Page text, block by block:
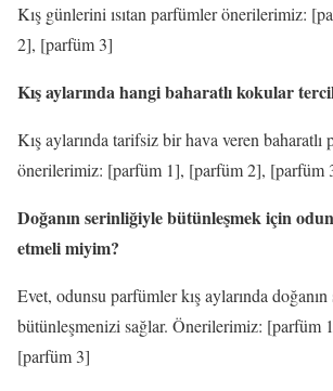
Kış günlerini ısıtan parfümler önerilerimiz:
2], [parfüm 3]
Kış aylarında hangi baharatlı kokular
Kış aylarında tarifsiz bir hava veren baharatlı
önerilerimiz: [parfüm 1], [parfüm 2], [parfüm
Doğanın serinliğiyle bütünleşmek için
etmeli miyim?
Evet, odunsu parfümler kış aylarında
bütünleşmenizi sağlar. Önerilerimiz: [parfüm
[parfüm 3]